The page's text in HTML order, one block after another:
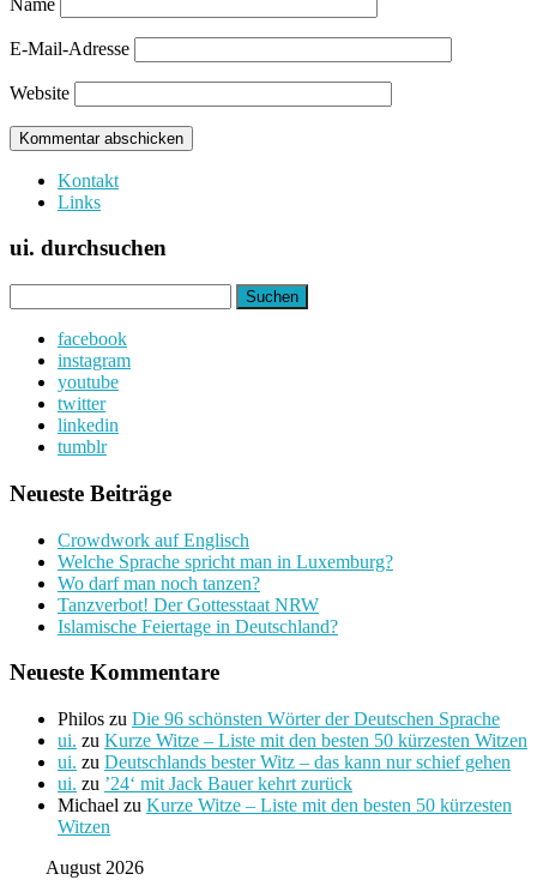
E-Mail-Adresse
Website
Kontakt
Links
ui. durchsuchen
nach:
facebook
instagram
youtube
twitter
linkedin
tumblr
Neueste Beiträge
Crowdwork auf Englisch
Welche Sprache spricht man in Luxemburg?
Wo darf man noch tanzen?
Tanzverbot! Der Gottesstaat NRW
Islamische Feiertage in Deutschland?
Neueste Kommentare
Philos zu Die 96 schönsten Wörter der Deutschen Sprache
ui. zu Kurze Witze – Liste mit den besten 50 kürzesten Witzen
ui. zu Deutschlands bester Witz – das kann nur schief gehen
ui. zu ’24‘ mit Jack Bauer kehrt zurück
Michael zu Kurze Witze – Liste mit den besten 50 kürzesten
Witzen
August 2026